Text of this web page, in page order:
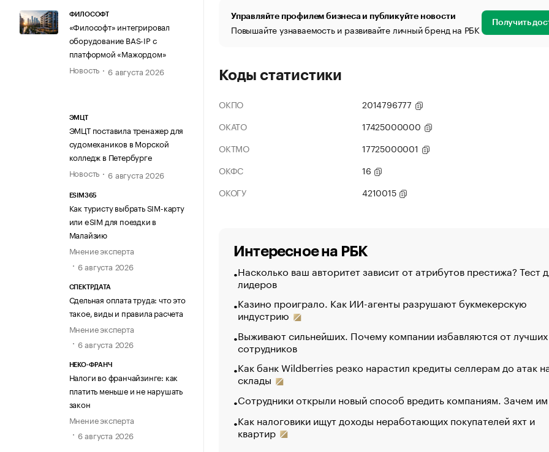
ФИЛОСОФТ
«Философт» интегрировал
оборудование BAS-IP с
платформой «Мажордом»
Новость
6 августа 2026
ЭМЦТ
ЭМЦТ поставила тренажер для
судомехаников в Морской
колледж в Петербурге
Новость
6 августа 2026
ESIM365
Как туристу выбрать SIM-карту
или eSIM для поездки в
Малайзию
Мнение эксперта
6 августа 2026
СПЕКТРДАТА
Сдельная оплата труда: что это
такое, виды и правила расчета
Мнение эксперта
6 августа 2026
НЕКО-ФРАНЧ
Налоги во франчайзинге: как
платить меньше и не нарушать
закон
Мнение эксперта
6 августа 2026
Управляйте профилем бизнеса и публикуйте новости
Повышайте узнаваемость и развивайте личный бренд на РБК Получить
Коды статистики
ОКПО
2014796777
ОКАТО
17425000000
ОКТМО
17725000001
ОКФС
16
ОКОГУ
4210015
Интересное на РБК
Насколько ваш авторитет зависит от атрибутов престижа? Тест
лидеров
Казино проиграло. Как ИИ-агенты разрушают букмекерскую
индустрию
Выживают сильнейших. Почему компании избавляются от лучших
сотрудников
Как банк Wildberries резко нарастил кредиты селлерам до атак
склады
Сотрудники открыли новый способ вредить компаниям. Зачем
Как налоговики ищут доходы неработающих покупателей яхт и
квартир